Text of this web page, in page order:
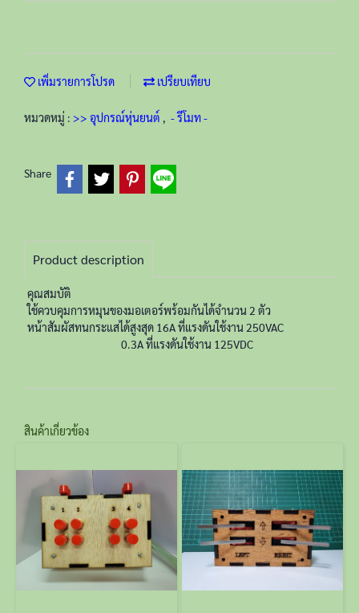
เพิ่มรายการโปรด เปรียบเทียบ
หมวดหมู่ : >> อุปกรณ์หุ่นยนต์ , - รีโมท -
Share
Product description
คุณสมบัติ
ใช้ควบคุมการหมุนของมอเตอร์พร้อมกันได้จำนวน 2 ตัว
หน้าสัมผัสทนกระแสได้สูงสุด 16A ที่แรงดันใช้งาน 250VAC
0.3A ที่แรงดันใช้งาน 125VDC
สินค้าเกี่ยวข้อง